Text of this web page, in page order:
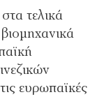
τελικά
ευρωπαϊκές